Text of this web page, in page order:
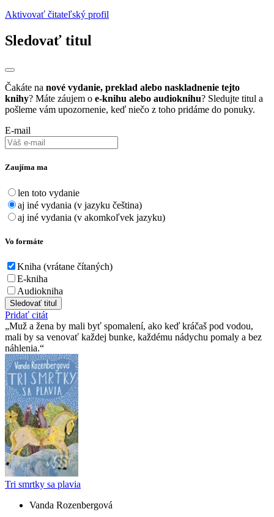
Aktivovať čitateľský profil
Sledovať titul
Čakáte na nové vydanie, preklad alebo naskladnenie tejto
knihy? Máte záujem o e-knihu alebo audioknihu? Sledujte titul a
pošleme vám upozornenie, keď niečo z toho pridáme do ponuky.
E-mail
Zaujíma ma
len toto vydanie
aj iné vydania (v jazyku čeština)
aj iné vydania (v akomkoľvek jazyku)
Vo formáte
Kniha (vrátane čítaných)
E-kniha
Audiokniha
Sledovať titul
Pridať citát
Muž a žena by mali byť spomalení, ako keď kráčaš pod vodou,
mali by sa venovať každej bunke, každému nádychu pomaly a bez
náhlenia.
Tri smrtky sa plavia
Vanda Rozenbergová